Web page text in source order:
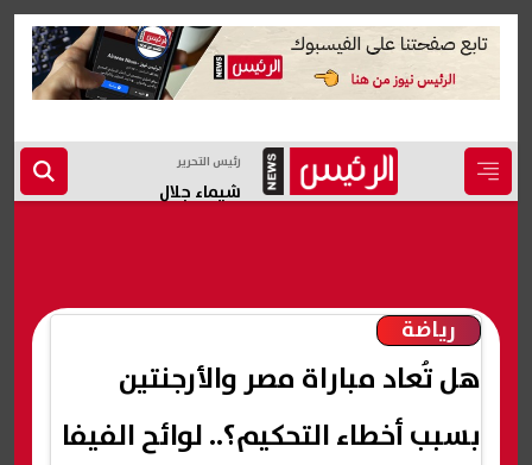
رئيس التحرير
شيماء جلال
رياضة
هل تُعاد مباراة مصر والأرجنتين
بسبب أخطاء التحكيم؟.. لوائح الفيفا